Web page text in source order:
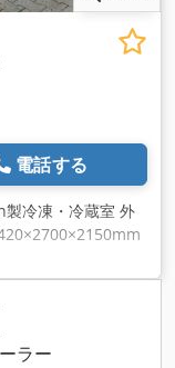
電話する
冷凍・冷蔵室 外
が簡単なチャンバ
その他、様々
プレッサー、クー
ンバー、冷蔵・ケ
機械設備など。他
ラー